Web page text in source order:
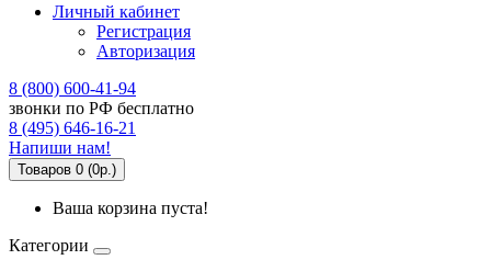
Личный кабинет
Регистрация
Авторизация
8 (800) 600-41-94
звонки по РФ бесплатно
8 (495) 646-16-21
Напиши нам!
Товаров 0 (0р.)
Ваша корзина пуста!
Категории